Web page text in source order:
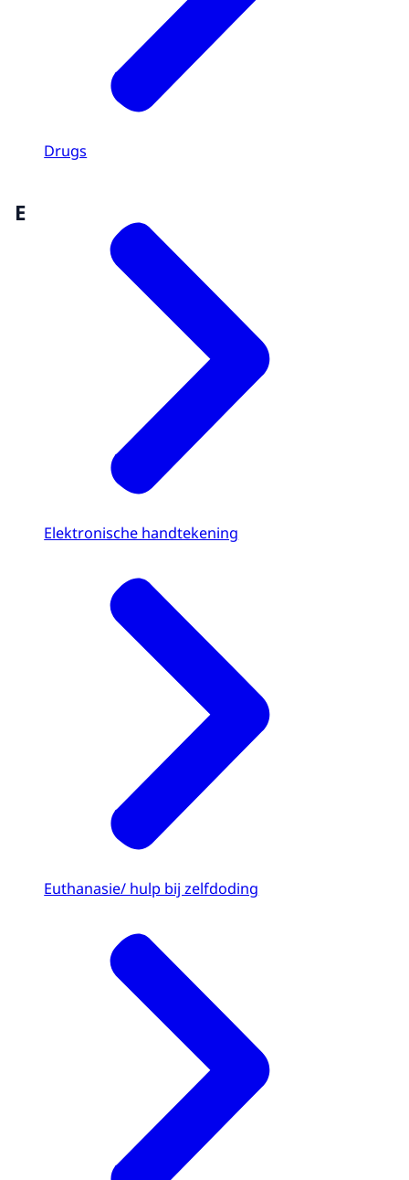
Drugs
E
Elektronische handtekening
Euthanasie/ hulp bij zelfdoding